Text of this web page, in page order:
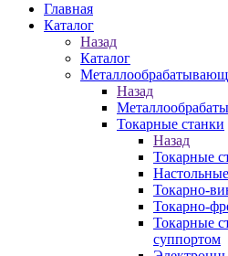
Главная
Каталог
Назад
Каталог
Назад
Токарные станки
Назад
Токарные
Токарно-
Токарно-
Токарные
суппортом